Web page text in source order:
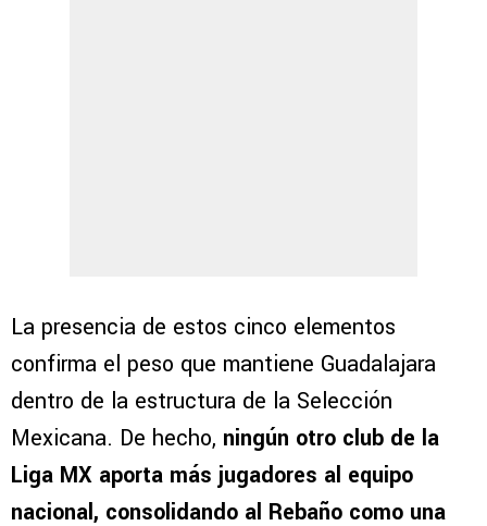
La presencia de estos cinco elementos
confirma el peso que mantiene Guadalajara
dentro de la estructura de la Selección
Mexicana. De hecho, ningún otro club de la
Liga MX aporta más jugadores al equipo
nacional, consolidando al Rebaño como una